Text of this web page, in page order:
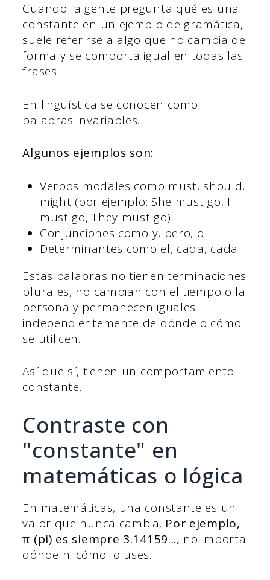
Cuando la gente pregunta qué es una
constante en un ejemplo de gramática,
suele referirse a algo que no cambia de
forma y se comporta igual en todas las
frases.
En lingüística se conocen como
palabras invariables.
Algunos ejemplos son:
Verbos modales como must, should,
might (por ejemplo: She must go, I
must go, They must go)
Conjunciones como y, pero, o
Determinantes como el, cada, cada
Estas palabras no tienen terminaciones
plurales, no cambian con el tiempo o la
persona y permanecen iguales
independientemente de dónde o cómo
se utilicen.
Así que sí, tienen un comportamiento
constante.
Contraste con
"constante" en
matemáticas o lógica
En matemáticas, una constante es un
valor que nunca cambia. Por ejemplo,
π (pi) es siempre 3.14159..., no importa
dónde ni cómo lo uses.